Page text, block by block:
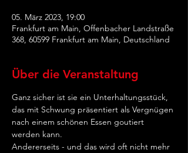
05. März 2023, 19:00
Frankfurt am Main, Offenbacher Landstraße
368, 60599 Frankfurt am Main, Deutschland
Über die Veranstaltung
Ganz sicher ist sie ein Unterhaltungsstück,
das mit Schwung präsentiert als Vergnügen
nach einem schönen Essen goutiert
werden kann.
Andererseits - und das wird oft nicht mehr